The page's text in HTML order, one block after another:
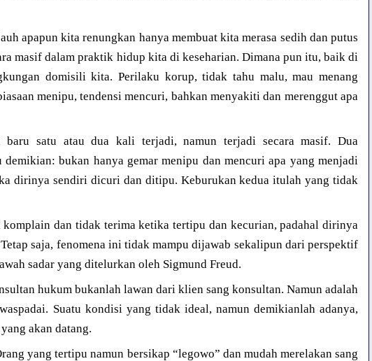
apapun kita renungkan hanya membuat kita merasa sedih dan putus
masif dalam praktik hidup kita di keseharian. Dimana pun itu, baik di
domisili kita. Perilaku korup, tidak tahu malu, mau menang
menipu, tendensi mencuri, bahkan menyakiti dan merenggut apa
baru satu atau dua kali terjadi, namun terjadi secara masif. Dua
bukan hanya gemar menipu dan mencuri apa yang menjadi
dirinya sendiri dicuri dan ditipu. Keburukan kedua itulah yang tidak
dan tidak terima ketika tertipu dan kecurian, padahal dirinya
saja, fenomena ini tidak mampu dijawab sekalipun dari perspektif
sadar yang ditelurkan oleh Sigmund Freud.
hukum bukanlah lawan dari klien sang konsultan. Namun adalah
Suatu kondisi yang tidak ideal, namun demikianlah adanya,
akan datang.
yang tertipu namun bersikap “legowo” dan mudah merelakan sang